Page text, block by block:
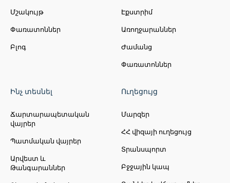
Մշակույթ
Փառատոններ
Բլոգ
Էքստրիմ
Առողջարաններ
Ժամանց
Փառատոններ
Ինչ տեսնել
Ճարտարապետական
վայրեր
Պատմական վայրեր
Արվեստ և
Թանգարաններ
Ուղեցույց
Մարզեր
ՀՀ վիզայի ուղեցույց
Տրանսպորտ
Բջջային կապ